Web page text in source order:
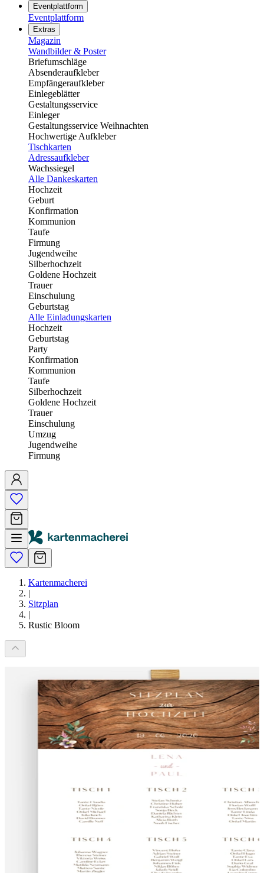
Eventplattform
Eventplattform
Extras
Magazin
Wandbilder & Poster
Briefumschläge
Absenderaufkleber
Empfängeraufkleber
Einlegeblätter
Gestaltungsservice
Einleger
Gestaltungsservice Weihnachten
Hochwertige Aufkleber
Tischkarten
Adressaufkleber
Wachssiegel
Alle Dankeskarten
Hochzeit
Geburt
Konfirmation
Kommunion
Taufe
Firmung
Jugendweihe
Silberhochzeit
Goldene Hochzeit
Trauer
Einschulung
Geburtstag
Alle Einladungskarten
Hochzeit
Geburtstag
Party
Konfirmation
Kommunion
Taufe
Silberhochzeit
Goldene Hochzeit
Trauer
Einschulung
Umzug
Jugendweihe
Firmung
Kartenmacherei
|
Sitzplan
|
Rustic Bloom